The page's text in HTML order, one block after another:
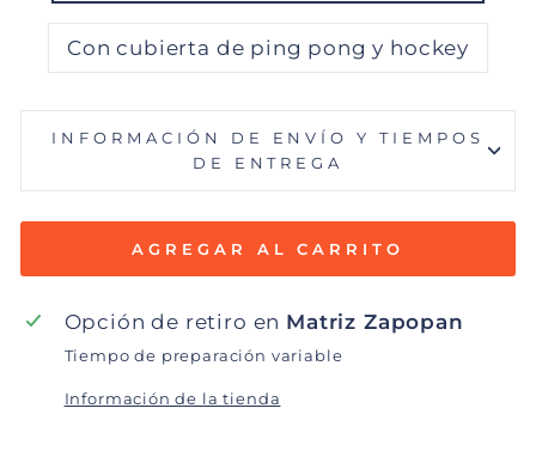
Con cubierta de ping pong y hockey
INFORMACIÓN DE ENVÍO Y TIEMPOS
DE ENTREGA
AGREGAR AL CARRITO
Opción de retiro en Matriz Zapopan
Tiempo de preparación variable
Información de la tienda